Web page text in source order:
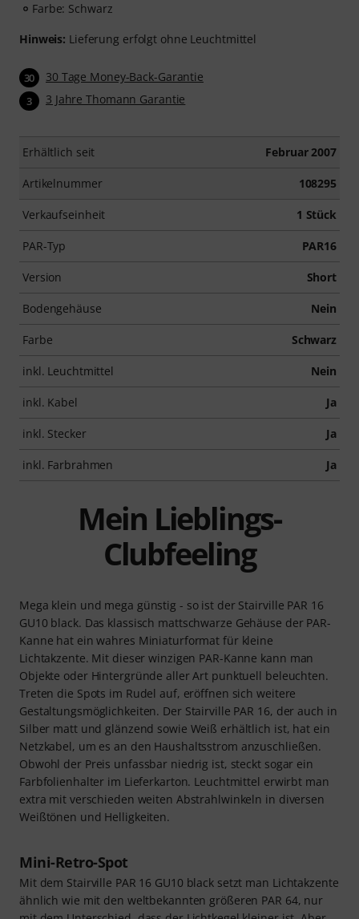
Farbe: Schwarz
Hinweis: Lieferung erfolgt ohne Leuchtmittel
30 30 Tage Money-Back-Garantie
3 3 Jahre Thomann Garantie
Erhältlich seit Februar 2007
Artikelnummer 108295
Verkaufseinheit 1 Stück
PAR-Typ PAR16
Version Short
Bodengehäuse Nein
Farbe Schwarz
inkl. Leuchtmittel Nein
inkl. Kabel Ja
inkl. Stecker Ja
inkl. Farbrahmen Ja
Mein Lieblings-
Clubfeeling
Mega klein und mega günstig - so ist der Stairville PAR 16
GU10 black. Das klassisch mattschwarze Gehäuse der PAR-
Kanne hat ein wahres Miniaturformat für kleine
Lichtakzente. Mit dieser winzigen PAR-Kanne kann man
Objekte oder Hintergründe aller Art punktuell beleuchten.
Treten die Spots im Rudel auf, eröffnen sich weitere
Gestaltungsmöglichkeiten. Der Stairville PAR 16, der auch in
Silber matt und glänzend sowie Weiß erhältlich ist, hat ein
Netzkabel, um es an den Haushaltsstrom anzuschließen.
Obwohl der Preis unfassbar niedrig ist, steckt sogar ein
Farbfolienhalter im Lieferkarton. Leuchtmittel erwirbt man
extra mit verschieden weiten Abstrahlwinkeln in diversen
Weißtönen und Helligkeiten.
Mini-Retro-Spot
Mit dem Stairville PAR 16 GU10 black setzt man Lichtakzente
ähnlich wie mit den weltbekannten größeren PAR 64, nur